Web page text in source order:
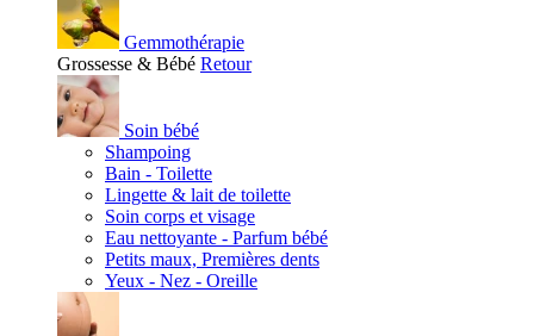
Gemmothérapie
Grossesse & Bébé Retour
Soin bébé
Shampoing
Bain - Toilette
Lingette & lait de toilette
Soin corps et visage
Eau nettoyante - Parfum bébé
Petits maux, Premières dents
Yeux - Nez - Oreille